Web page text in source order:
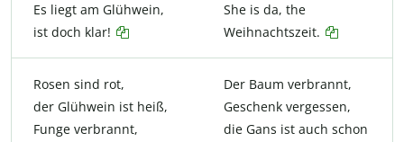
Es liegt am Glühwein,
ist doch klar!
She is da, the
Weihnachtszeit.
Rosen sind rot,
der Glühwein ist heiß,
Funge verbrannt,
Der Baum verbrannt,
Geschenk vergessen,
die Gans ist auch schon